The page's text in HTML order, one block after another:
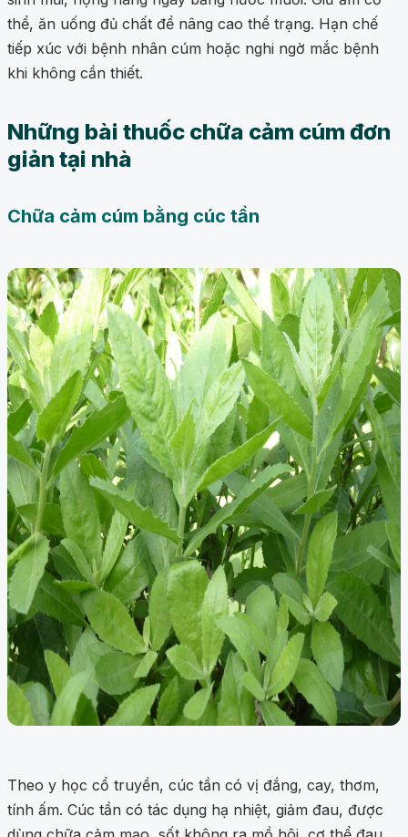
thể, ăn uống đủ chất để nâng cao thể trạng. Hạn chế
tiếp xúc với bệnh nhân cúm hoặc nghi ngờ mắc bệnh
khi không cần thiết.
Những bài thuốc chữa cảm cúm đơn
giản tại nhà
Chữa cảm cúm bằng cúc tần
Theo y học cổ truyền, cúc tần có vị đắng, cay, thơm,
tính ấm. Cúc tần có tác dụng hạ nhiệt, giảm đau, được